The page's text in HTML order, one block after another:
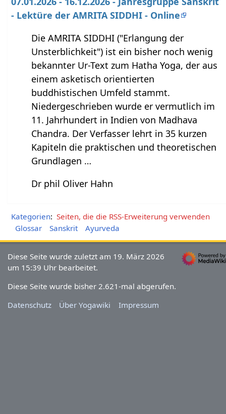
- Lektüre der AMRITA SIDDHI - Online
Die AMRITA SIDDHI ("Erlangung der
Unsterblichkeit") ist ein bisher noch wenig
bekannter Ur-Text zum Hatha Yoga, der aus
einem asketisch orientierten
buddhistischen Umfeld stammt.
Niedergeschrieben wurde er vermutlich im
11. Jahrhundert in Indien von Madhava
Chandra. Der Verfasser lehrt in 35 kurzen
Kapiteln die praktischen und theoretischen
Grundlagen …
Dr phil Oliver Hahn
Kategorien: Seiten, die die RSS-Erweiterung verwenden
Glossar
Sanskrit Ayurveda
Diese Seite wurde zuletzt am 19. März 2026
um 15:39 Uhr bearbeitet.
Diese Seite wurde bisher 2.621-mal abgerufen.
Datenschutz
Über Yogawiki Impressum